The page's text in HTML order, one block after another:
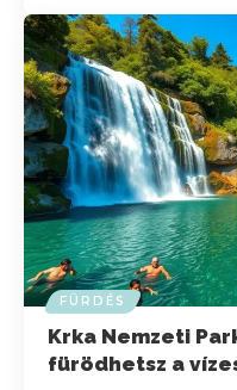
FÜRDÉS
Krka Nemzeti
fürödhetsz a